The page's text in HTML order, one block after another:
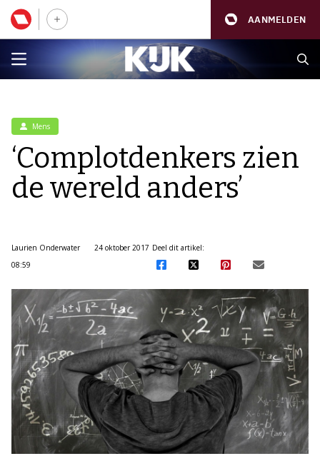
AANMELDEN
Mens
‘Complotdenkers zien
de wereld anders’
Laurien Onderwater
24 oktober 2017
08:59
Deel dit artikel: